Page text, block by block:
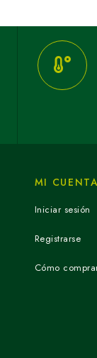
MI CUENTA
Iniciar sesión
Registrarse
Cómo